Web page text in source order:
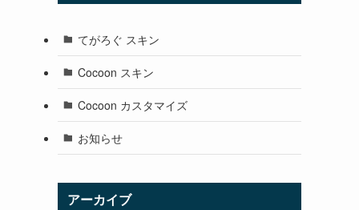
てがろぐ スキン
Cocoon スキン
Cocoon カスタマイズ
お知らせ
アーカイブ